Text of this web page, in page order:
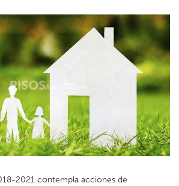
2021 contempla acciones de